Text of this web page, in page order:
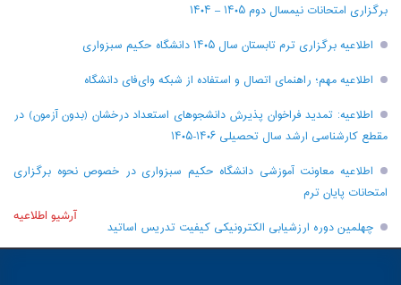
برگزاری امتحانات نیمسال دوم ۱۴۰۵ – ۱۴۰۴
اطلاعیه برگزاری ترم تابستان سال ۱۴۰۵ دانشگاه حکیم سبزواری
اطلاعیه مهم؛ راهنمای اتصال و استفاده از شبکه وای‌فای دانشگاه
اطلاعیه: تمدید فراخوان پذیرش دانشجو‌های استعداد درخشان (بدون آزمون) در
مقطع کارشناسی ارشد سال تحصیلی ۱۴۰۶-۱۴۰۵
اطلاعیه معاونت آموزشی دانشگاه حکیم سبزواری در خصوص نحوه برگزاری
امتحانات پایان ترم
چهلمین دوره ارزشیابی الکترونیکی کیفیت تدریس اساتید
آرشیو اطلاعیه